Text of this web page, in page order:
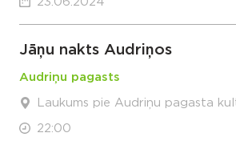
Jāņu nakts Audriņos
Audriņu pagasts
Laukums pie Audriņu pagasta
22:00